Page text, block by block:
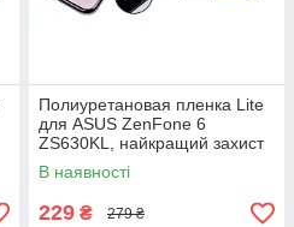
Полиуретановая пленка Lite
для ASUS ZenFone 6
ZS630KL, найкращий захист
В наявності
229 ₴ 279 ₴